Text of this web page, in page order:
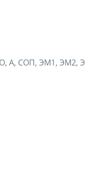
А, СОП, ЭМ1, ЭМ2,